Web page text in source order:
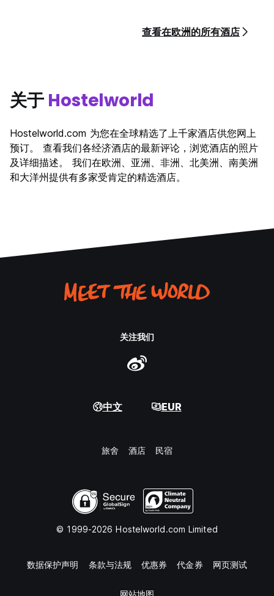
查看在欧洲的所有酒店
关于 Hostelworld
Hostelworld.com 为您在全球精选了上千家酒店供您网上
预订。 查看我们各经济酒店的最新评论，浏览酒店的照片
及详细描述。 我们在欧洲、亚洲、非洲、北美洲、南美洲
和大洋州提供有多家受肯定的精选酒店。
关注我们
中文 EUR
旅舍 酒店 民宿
© 1999-2026 Hostelworld.com Limited
数据保护声明 条款与法规 优惠券 代金券 网页测试
网站地图